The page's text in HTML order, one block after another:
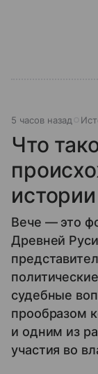
5 часов назад
Что
Вече — это
Древней
судебные
прообразом
и одним из
участия во